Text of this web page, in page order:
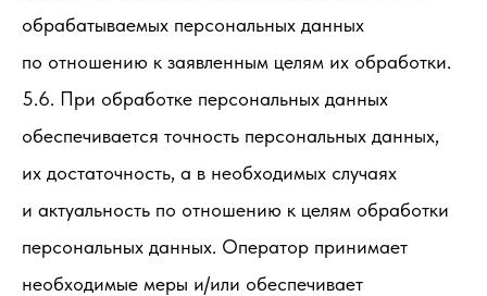
обрабатываемых персональных данных
по отношению к заявленным целям их обработки.
5.6. При обработке персональных данных
обеспечивается точность персональных данных,
их достаточность, а в необходимых случаях
и актуальность по отношению к целям обработки
персональных данных. Оператор принимает
необходимые меры и/или обеспечивает